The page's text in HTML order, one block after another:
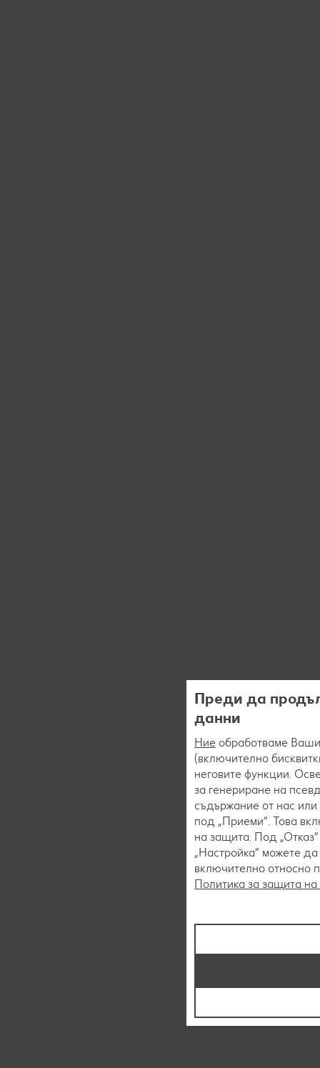
Преди да
данни
Ние обработваме
(включително
неговите функции.
за генериране на
съдържание от нас или
под „Приеми“. Това
на защита. Под
„Настройка“ можете
включително относно
Политика за защита